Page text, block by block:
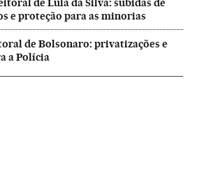
e proteção para as minorias
de Bolsonaro: privatizações e
a Polícia